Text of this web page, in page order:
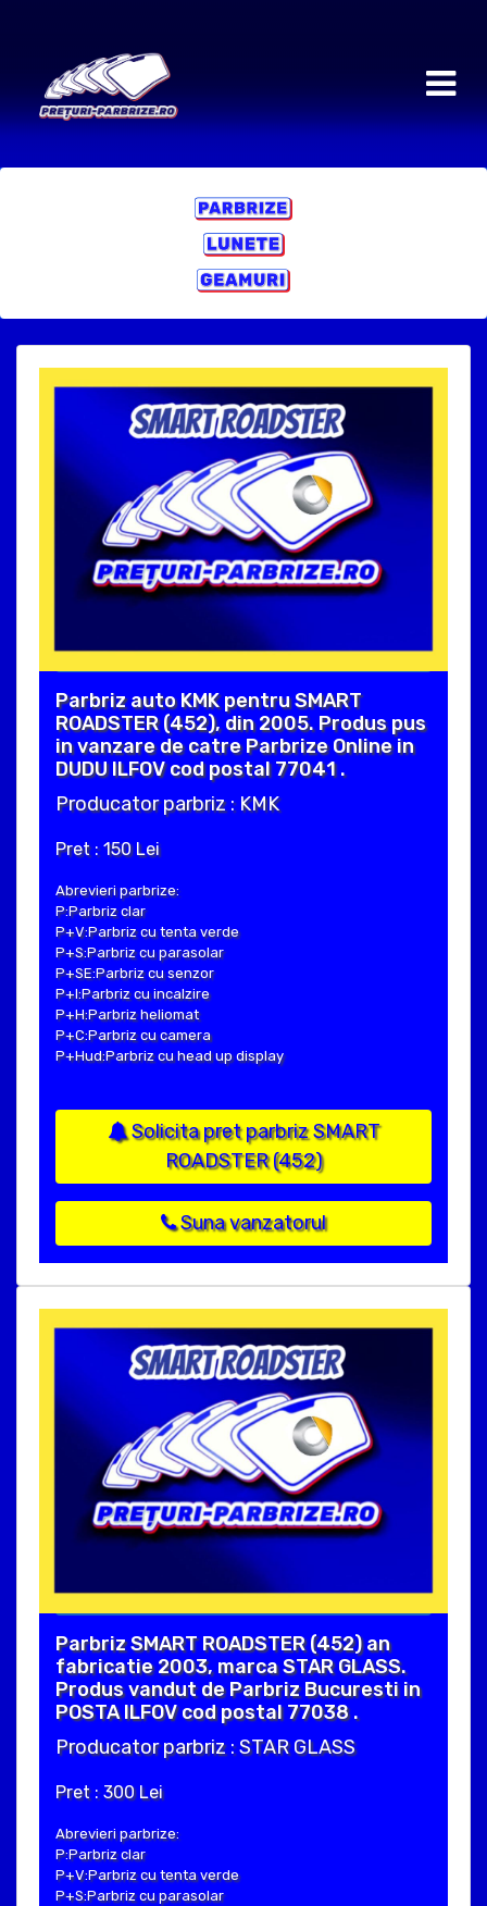
Parbriz auto KMK pentru SMART
ROADSTER (452), din 2005. Produs pus
in vanzare de catre Parbrize Online in
DUDU ILFOV cod postal 77041 .
Producator parbriz : KMK
Pret : 150 Lei
Abrevieri parbrize:
P:Parbriz clar
P+V:Parbriz cu tenta verde
P+S:Parbriz cu parasolar
P+SE:Parbriz cu senzor
P+I:Parbriz cu incalzire
P+H:Parbriz heliomat
P+C:Parbriz cu camera
P+Hud:Parbriz cu head up display
Solicita pret parbriz SMART
ROADSTER (452)
Suna vanzatorul
Parbriz SMART ROADSTER (452) an
fabricatie 2003, marca STAR GLASS.
Produs vandut de Parbriz Bucuresti in
POSTA ILFOV cod postal 77038 .
Producator parbriz : STAR GLASS
Pret : 300 Lei
Abrevieri parbrize:
P:Parbriz clar
P+V:Parbriz cu tenta verde
P+S:Parbriz cu parasolar